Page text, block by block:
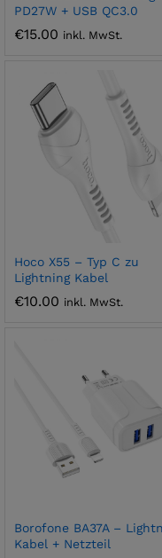
PD27W + USB QC3.0
€15.00 inkl. MwSt.
Hoco X55 – Typ C zu
Lightning Kabel
€10.00 inkl. MwSt.
Borofone BA37A –
Kabel + Netzteil